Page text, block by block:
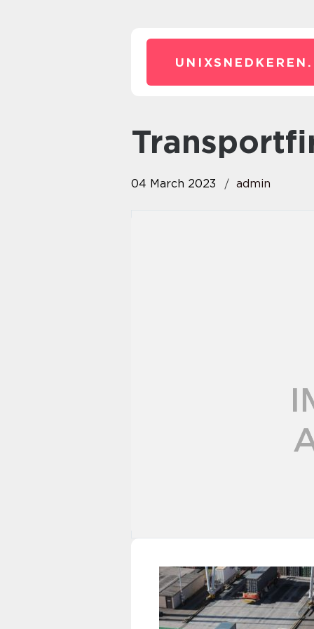
UNIXSNEDKEREN.
04 March 2023 admin